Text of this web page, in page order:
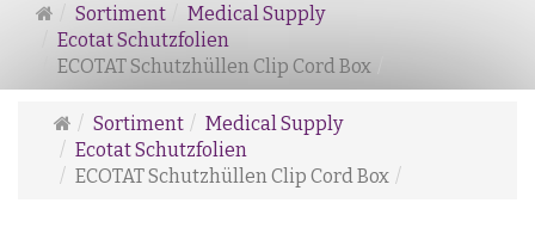
Startseite
Sortiment
Medical Supply
Ecotat Schutzfolien
ECOTAT Schutzhüllen Clip Cord Box
Startseite
Sortiment
Medical Supply
Ecotat Schutzfolien
ECOTAT Schutzhüllen Clip Cord Box